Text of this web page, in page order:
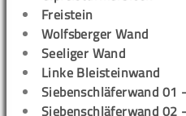
Freistein
Wolfsberger Wand
Seeliger Wand
Linke Bleisteinwand
Siebenschläferwand 01
Siebenschläferwand 02